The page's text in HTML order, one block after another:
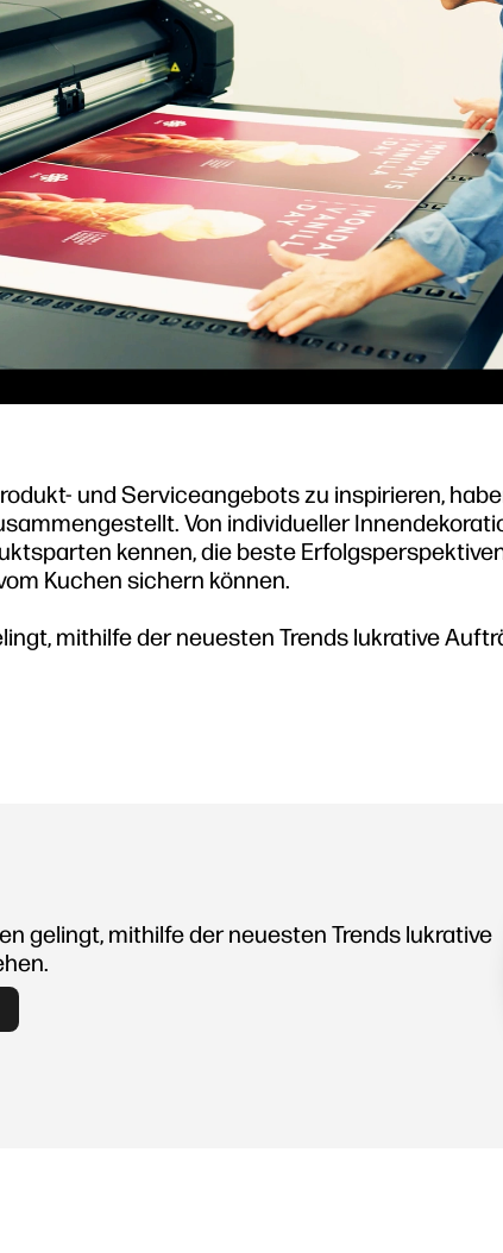
und Serviceangebots zu inspirieren,
Von individueller
kennen, die beste
Kuchen sichern können.
mithilfe der neuesten Trends lukrative
gelingt, mithilfe der neuesten Trends lukrative